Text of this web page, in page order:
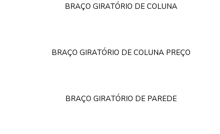
BRAÇO GIRATÓRIO DE COLUNA
BRAÇO GIRATÓRIO DE COLUNA PREÇO
BRAÇO GIRATÓRIO DE PAREDE